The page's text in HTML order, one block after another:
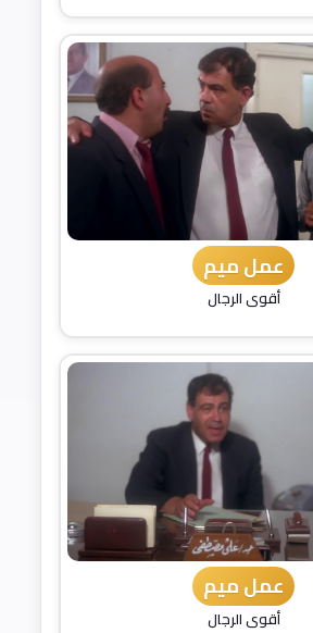
عمل ميم
أقوى الرجال
عمل ميم
أقوى الرجال